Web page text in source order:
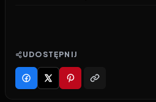
UDOSTĘPNIJ